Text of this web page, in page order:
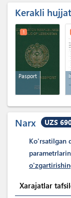
Kerakli
Pasport
1
Narx UZS
Ko'rsatilgan
Xarajatlar